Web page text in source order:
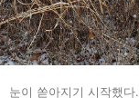
눈이 쏟아지기 시작했다.